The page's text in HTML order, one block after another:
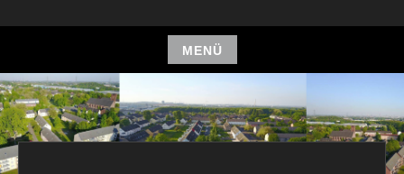
MENÜ
Zum
Inhalt
springen